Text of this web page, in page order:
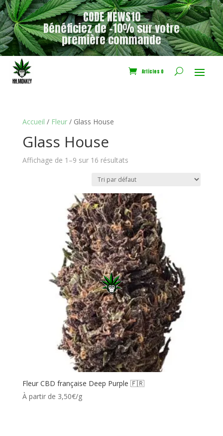
CODE NEWS10
Bénéficiez de -10% sur votre
première commande
Articles 0
Accueil / Fleur/ Glass House
Glass House
Affichage de 1–9 sur 16 résultats
Fleur CBD française Deep Purple 🇫🇷
À partir de 3,50€/g